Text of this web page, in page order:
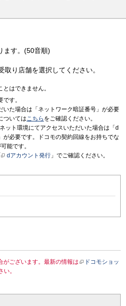
ます。(50音順)
り店舗を選択してください。
はできません。
す。
いた場合は「ネットワーク暗証番号」が必要
ついてはこちら をご確認ください。
ット環境にてアクセスいただいた場合は「d
が必要です。ドコモの契約回線をお持ちでな
能です。
dアカウント発行 」でご確認ください。
がございます。最新の情報は
ドコモショッ
い。